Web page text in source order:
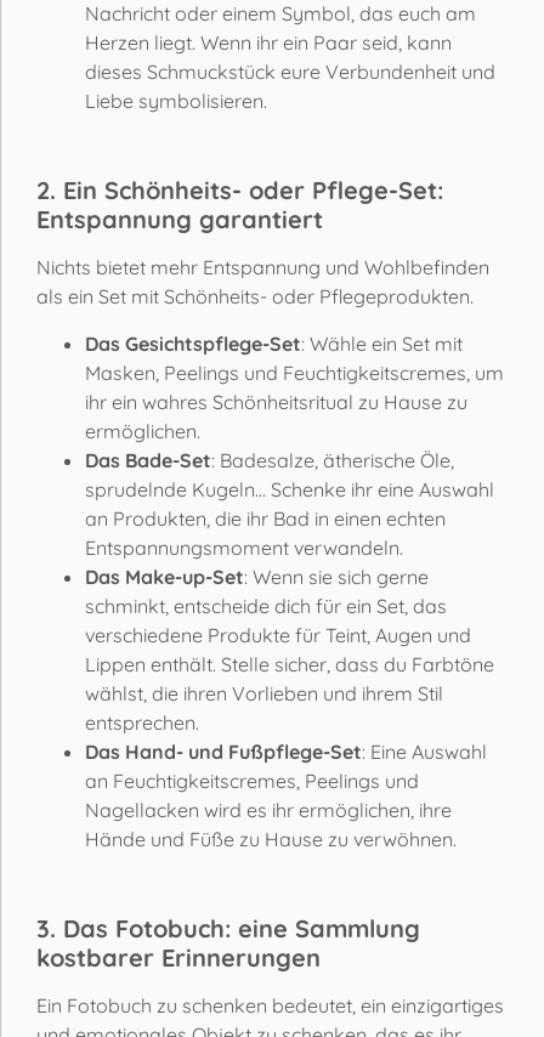
Nachricht oder einem Symbol, das euch am
Herzen liegt. Wenn ihr ein Paar seid, kann
dieses Schmuckstück eure Verbundenheit und
Liebe symbolisieren.
2. Ein Schönheits- oder Pflege-Set:
Entspannung garantiert
Nichts bietet mehr Entspannung und Wohlbefinden
als ein Set mit Schönheits- oder Pflegeprodukten.
Das Gesichtspflege-Set: Wähle ein Set mit
Masken, Peelings und Feuchtigkeitscremes, um
ihr ein wahres Schönheitsritual zu Hause zu
ermöglichen.
Das Bade-Set: Badesalze, ätherische Öle,
sprudelnde Kugeln... Schenke ihr eine Auswahl
an Produkten, die ihr Bad in einen echten
Entspannungsmoment verwandeln.
Das Make-up-Set: Wenn sie sich gerne
schminkt, entscheide dich für ein Set, das
verschiedene Produkte für Teint, Augen und
Lippen enthält. Stelle sicher, dass du Farbtöne
wählst, die ihren Vorlieben und ihrem Stil
entsprechen.
Das Hand- und Fußpflege-Set: Eine Auswahl
an Feuchtigkeitscremes, Peelings und
Nagellacken wird es ihr ermöglichen, ihre
Hände und Füße zu Hause zu verwöhnen.
3. Das Fotobuch: eine Sammlung
kostbarer Erinnerungen
Ein Fotobuch zu schenken bedeutet, ein einzigartiges